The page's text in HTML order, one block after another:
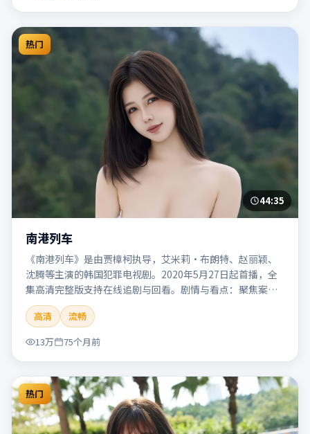
热门
44:35
南港列车
《南港列车》是由贾樟柯执导，艾米莉·布朗特、赵丽颖、
沈腾等主演的韩国犯罪电视剧。2020年5月27日起首播，全
集高清完整版支持在线追剧与回看。剧情与看点：聚焦案件
与人性灰色地带，张力十足，兼具社会观察与戏剧冲突。本
片适合检索「南港列车」「贾樟柯」「犯罪」「韩国」
「2020」「2020-05-27上映」等关键词的影迷阅读简介与主
创信息。
高清
流畅
13万
75个月前
热门